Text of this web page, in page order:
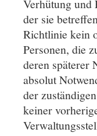
Verhütung und
der sie
Richtlinie kein
Personen, die
deren späterer
absolut
der
keiner